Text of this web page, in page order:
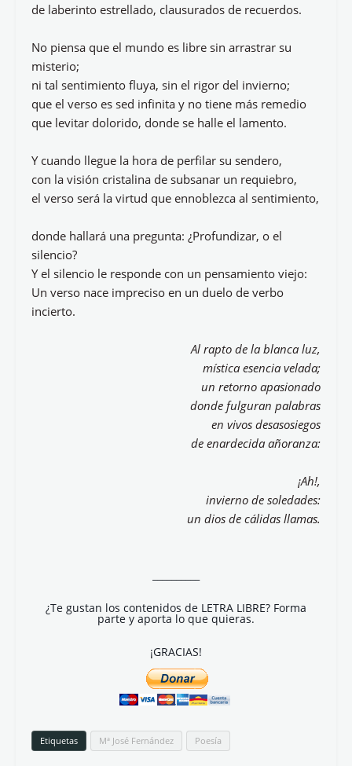
de laberinto estrellado, clausurados de recuerdos.
No piensa que el mundo es libre sin arrastrar su
misterio;
ni tal sentimiento fluya, sin el rigor del invierno;
que el verso es sed infinita y no tiene más remedio
que levitar dolorido, donde se halle el lamento.
Y cuando llegue la hora de perfilar su sendero,
con la visión cristalina de subsanar un requiebro,
el verso será la virtud que ennoblezca al sentimiento,
donde hallará una pregunta: ¿Profundizar, o el
silencio?
Y el silencio le responde con un pensamiento viejo:
Un verso nace impreciso en un duelo de verbo
incierto.
Al rapto de la blanca luz,
mística esencia velada;
un retorno apasionado
donde fulguran palabras
en vivos desasosiegos
de enardecida añoranza:
¡Ah!,
invierno de soledades:
un dios de cálidas llamas.
¿Te gustan los contenidos de LETRA LIBRE? Forma
parte y aporta lo que quieras.
¡GRACIAS!
Etiquetas Mª José Fernández Poesía